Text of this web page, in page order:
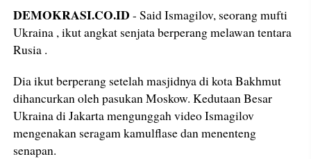
DEMOKRASI.CO.ID - Said Ismagilov, seorang mufti
Ukraina , ikut angkat senjata berperang melawan tentara
Rusia .
Dia ikut berperang setelah masjidnya di kota Bakhmut
dihancurkan oleh pasukan Moskow. Kedutaan Besar
Ukraina di Jakarta mengunggah video Ismagilov
mengenakan seragam kamulflase dan menenteng
senapan.